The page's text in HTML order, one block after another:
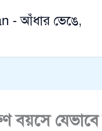
- আঁধার ভেঙে,
বয়সে যেভাবে